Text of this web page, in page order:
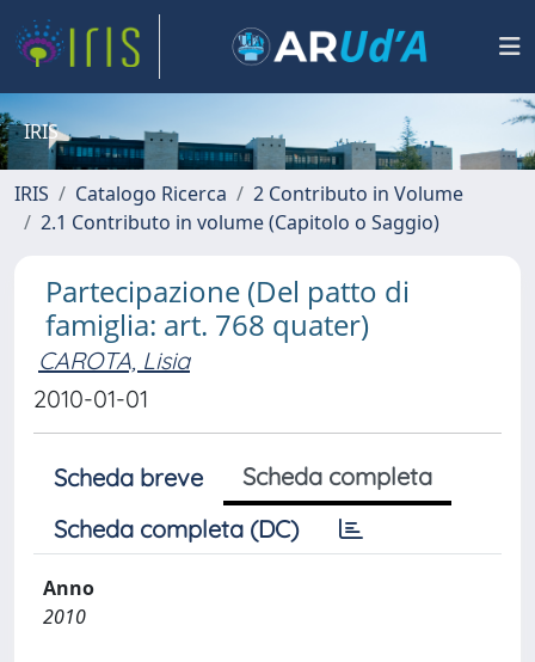
IRIS
IRIS Catalogo Ricerca
2 Contributo in Volume
2.1 Contributo in volume (Capitolo o Saggio)
Partecipazione (Del patto di
famiglia: art. 768 quater)
CAROTA, Lisia
2010-01-01
Scheda breve
Scheda completa
Scheda completa (DC)
Anno
2010